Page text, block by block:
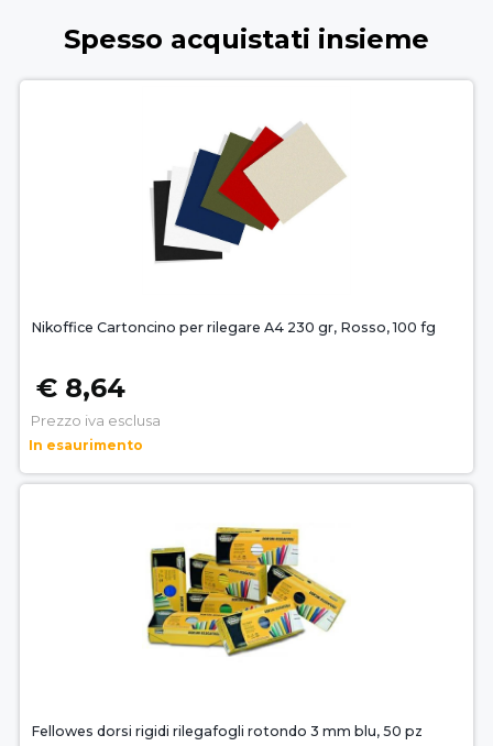
Spesso acquistati insieme
Nikoffice Cartoncino per rilegare A4 230 gr, Rosso, 100 fg
€ 8,64
Prezzo iva esclusa
In esaurimento
Fellowes dorsi rigidi rilegafogli rotondo 3 mm blu, 50 pz